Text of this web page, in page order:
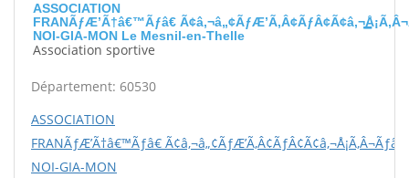
ASSOCIATION
FRANÃƒÆ’Ã†â€™Ãƒâ€
NOI-GIA-MON Le Mesnil-en-Thelle
Association sportive
Département: 60530
ASSOCIATION
FRANÃƒÆ’Ã†â€™Ãƒâ€
NOI-GIA-MON